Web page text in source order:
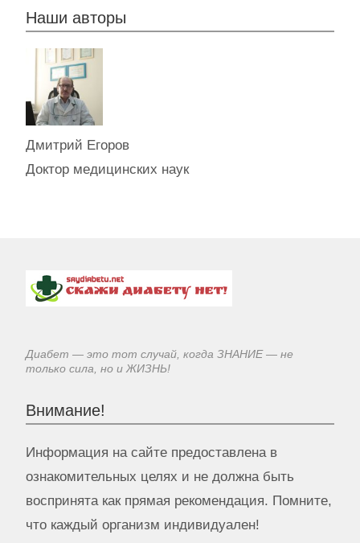
Наши авторы
Дмитрий Егоров
Доктор медицинских наук
Диабет — это тот случай, когда ЗНАНИЕ — не
только сила, но и ЖИЗНЬ!
Внимание!
Информация на сайте предоставлена в
ознакомительных целях и не должна быть
воспринята как прямая рекомендация. Помните,
что каждый организм индивидуален!